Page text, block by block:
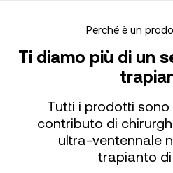
Perché è un
Ti diamo più di un
Tutti i prodotti
contributo di
ultra-ventennale
trapianto